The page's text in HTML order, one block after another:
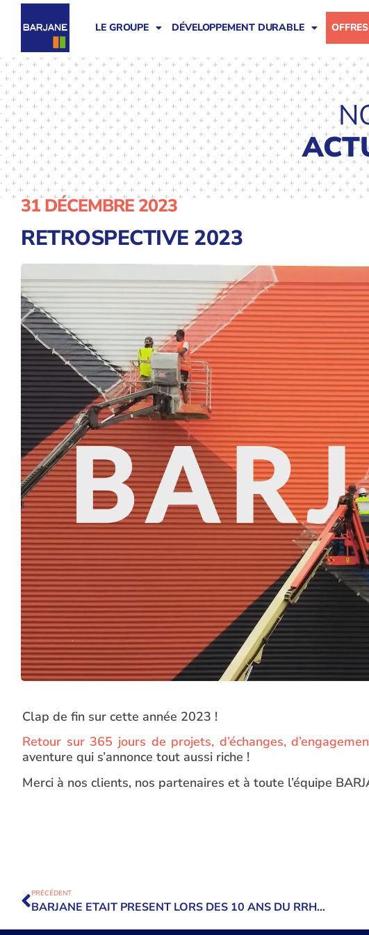
LE GROUPE DÉVELOPPEMENT DURABLE OFFRES
31 DÉCEMBRE 2023
RETROSPECTIVE 2023
Clap de fin sur cette année 2023 !
Retour sur 365 jours de projets, d’échanges,
aventure qui s’annonce tout aussi riche !
Merci à nos clients, nos partenaires et à toute l’équipe
PRÉCÉDENT
BARJANE ETAIT PRESENT LORS DES 10 ANS DU RRH PACA CORSE AU CIRCUIT PAUL RICARD